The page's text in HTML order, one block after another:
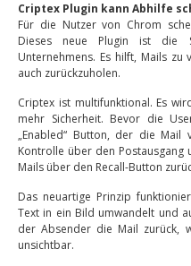
Criptex Plugin kann Abhilfe
Für die Nutzer von Chrom
Dieses neue Plugin ist die
Unternehmens. Es hilft, Mails
auch zurückzuholen.
Criptex ist multifunktional. Es
mehr Sicherheit. Bevor die
„Enabled“ Button, der die Mail
Kontrolle über den
Mails über den Recall-Button
Das neuartige Prinzip
Text in ein Bild umwandelt und
der Absender die Mail zurück,
unsichtbar.